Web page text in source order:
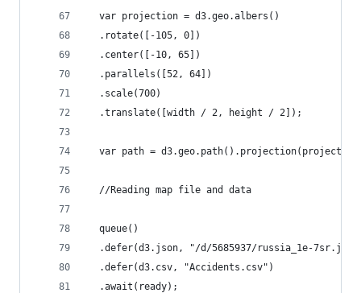
  var projection = d3.geo.albers()
  .rotate([-105, 0])
  .center([-10, 65])
  .parallels([52, 64])
  .scale(700)
  .translate([width / 2, height / 2]);
var path =
  //Reading map file and data
  queue()
.defer(d3.json, "/d/5685937/russia_1e-
  .defer(d3.csv, "Accidents.csv")
  .await(ready);